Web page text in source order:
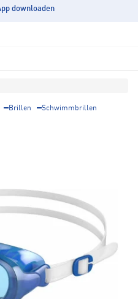
downloaden
Brillen Schwimmbrillen